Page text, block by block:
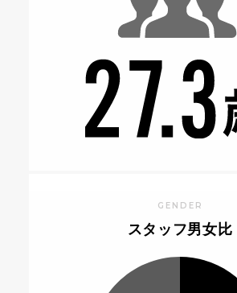
GENDER
スタッフ男女比